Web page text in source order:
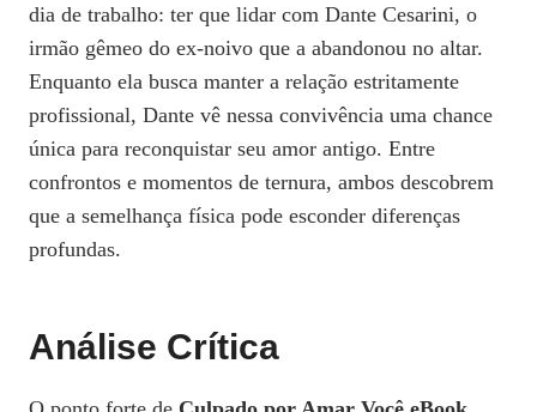
dia de trabalho: ter que lidar com Dante Cesarini, o
irmão gêmeo do ex-noivo que a abandonou no altar.
Enquanto ela busca manter a relação estritamente
profissional, Dante vê nessa convivência uma chance
única para reconquistar seu amor antigo. Entre
confrontos e momentos de ternura, ambos descobrem
que a semelhança física pode esconder diferenças
profundas.
Análise Crítica